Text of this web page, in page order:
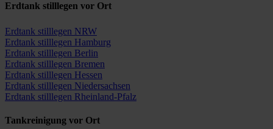
Erdtank stilllegen vor Ort
Erdtank stilllegen NRW
Erdtank stilllegen Hamburg
Erdtank stilllegen Berlin
Erdtank stilllegen Bremen
Erdtank stilllegen Hessen
Erdtank stilllegen Niedersachsen
Erdtank stilllegen Rheinland-Pfalz
Tankreinigung vor Ort